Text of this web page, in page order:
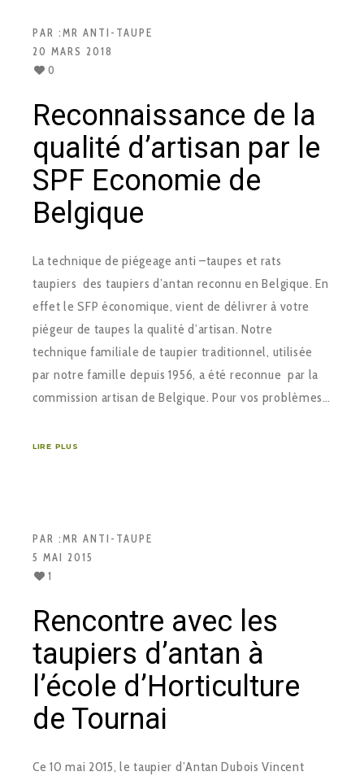
PAR :MR ANTI-TAUPE
20 MARS 2018
0
Reconnaissance de la
qualité d’artisan par le
SPF Economie de
Belgique
La technique de piégeage anti –taupes et rats
taupiers des taupiers d’antan reconnu en Belgique. En
effet le SFP économique, vient de délivrer à votre
piégeur de taupes la qualité d’artisan. Notre
technique familiale de taupier traditionnel, utilisée
par notre famille depuis 1956, a été reconnue par la
commission artisan de Belgique. Pour vos problèmes…
LIRE PLUS
PAR :MR ANTI-TAUPE
5 MAI 2015
1
Rencontre avec les
taupiers d’antan à
l’école d’Horticulture
de Tournai
Ce 10 mai 2015, le taupier d’Antan Dubois Vincent